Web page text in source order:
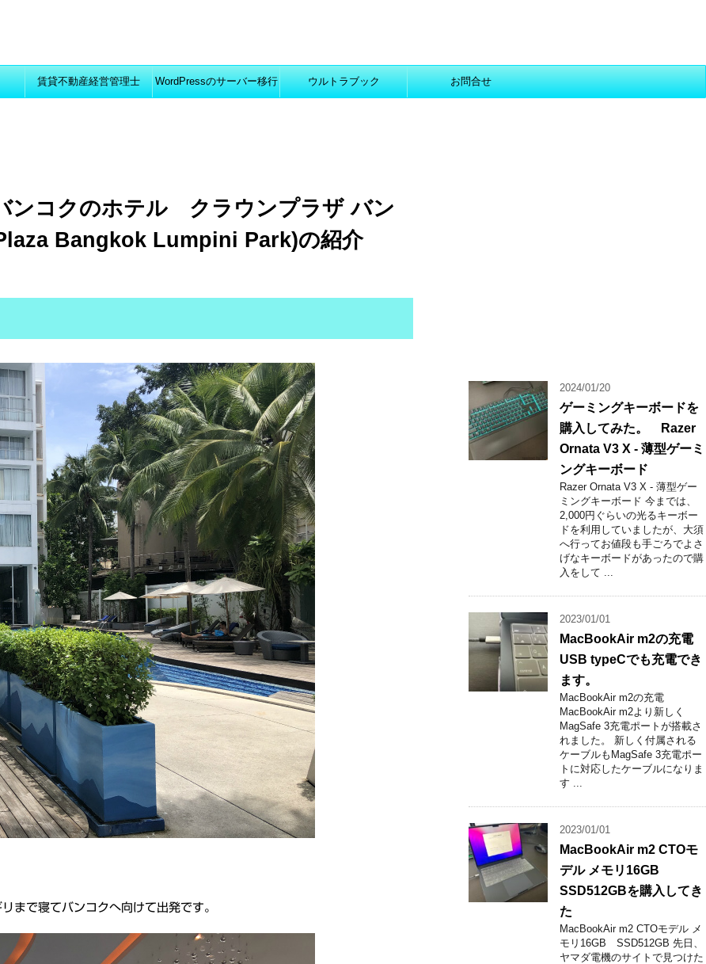
賃貸不動産経営管理士 WordPressのサーバー移行 ウルトラブック お問合せ
ンコクのホテル クラウンプラザ バン
Bangkok Lumpini Park)の紹介
まで寝てバンコクへ向けて出発です。
2024/01/20
ゲーミングキーボードを
購入してみた。 Razer
Ornata V3 X - 薄型ゲーミ
ングキーボード
Razer Ornata V3 X - 薄型ゲー
ミングキーボード 今までは、
2,000円ぐらいの光るキーボー
ドを利用していましたが、大須
へ行ってお値段も手ごろでよさ
げなキーボードがあったので購
入をして ...
2023/01/01
MacBookAir m2の充電
USB typeCでも充電でき
ます。
MacBookAir m2の充電
MacBookAir m2より新しく
MagSafe 3充電ポートが搭載さ
れました。 新しく付属される
ケーブルもMagSafe 3充電ポー
トに対応したケーブルになりま
す ...
2023/01/01
MacBookAir m2 CTOモ
デル メモリ16GB
SSD512GBを購入してき
た
MacBookAir m2 CTOモデル メ
モリ16GB SSD512GB 先日、
ヤマダ電機のサイトで見つけた